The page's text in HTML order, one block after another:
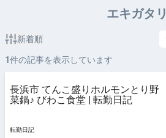
エキガタリ
新着順
1件の記事を表示しています
長浜市 てんこ盛りホルモンとり野
菜鍋♪ びわこ食堂 | 転勤日記
転勤日記